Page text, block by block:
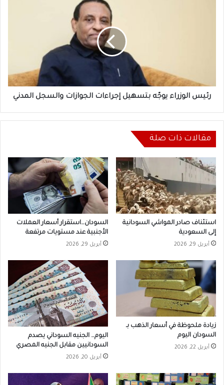
رئيس الوزراء يوجّه بتسهيل إجراءات الجوازات والسجل المدني
مقالات ذات صلة
استئناف صادر المواشي السودانية
إلى السعودية
أبريل 29, 2026
السودان…استقرار أسعار العملات
الأجنبية عند مستويات مرتفعة
أبريل 29, 2026
زيادة ملحوظة في أسعار الذهب بـ
السودان اليوم
أبريل 22, 2026
اليوم… الجنيه السوداني يصدم
السودانيين مقابل الجنيه المصري
أبريل 20, 2026